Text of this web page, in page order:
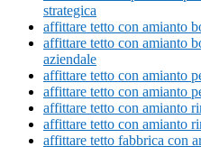
strategica
affittare tetto con amianto
affittare tetto con amianto
aziendale
affittare tetto con amianto
affittare tetto con amianto
affittare tetto con amianto
affittare tetto con amianto
affittare tetto fabbrica con